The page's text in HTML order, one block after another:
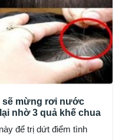
sẽ mừng rơi nước
nhờ 3 quả khế chua
để trị dứt điểm tình